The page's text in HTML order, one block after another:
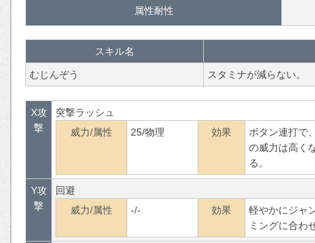
属性耐性
スキル名
むじんぞう スタミナが減らない。
X攻
撃
突撃ラッシュ
威力/属性
25/物理 効果
ボタン連打で
の威力は高く
る。
Y攻
撃
回避
威力/属性
-/- 効果
軽やかにジャ
ミングに合わ